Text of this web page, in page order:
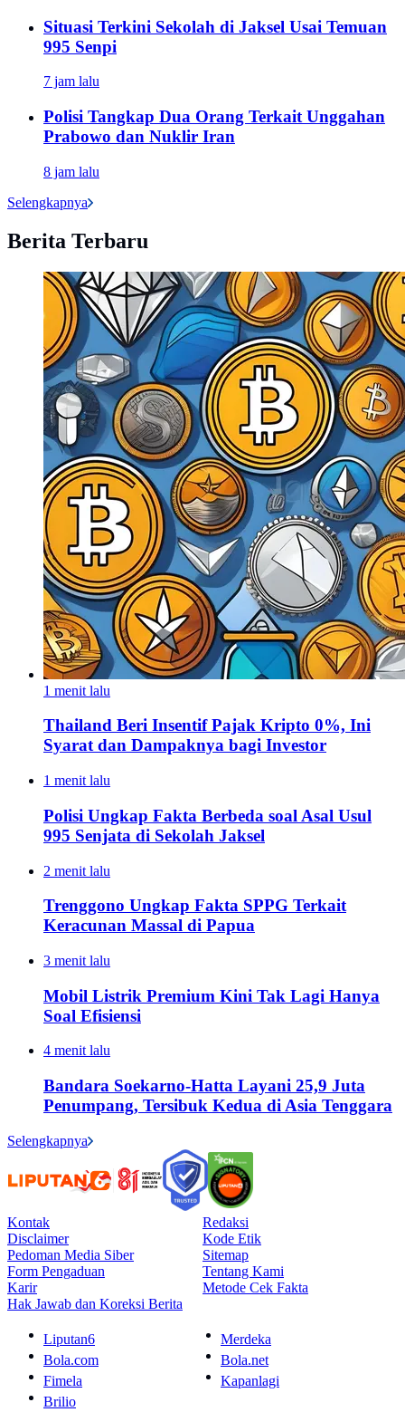
Situasi Terkini Sekolah di Jaksel Usai Temuan
995 Senpi
7 jam lalu
Polisi Tangkap Dua Orang Terkait Unggahan
Prabowo dan Nuklir Iran
8 jam lalu
Selengkapnya
Berita Terbaru
1 menit lalu
Thailand Beri Insentif Pajak Kripto 0%, Ini
Syarat dan Dampaknya bagi Investor
1 menit lalu
Polisi Ungkap Fakta Berbeda soal Asal Usul
995 Senjata di Sekolah Jaksel
2 menit lalu
Trenggono Ungkap Fakta SPPG Terkait
Keracunan Massal di Papua
3 menit lalu
Mobil Listrik Premium Kini Tak Lagi Hanya
Soal Efisiensi
4 menit lalu
Bandara Soekarno-Hatta Layani 25,9 Juta
Penumpang, Tersibuk Kedua di Asia Tenggara
Selengkapnya
Kontak
Redaksi
Disclaimer
Kode Etik
Pedoman Media Siber
Sitemap
Form Pengaduan
Tentang Kami
Karir
Metode Cek Fakta
Hak Jawab dan Koreksi Berita
Liputan6
Merdeka
Bola.com
Bola.net
Fimela
Kapanlagi
Brilio